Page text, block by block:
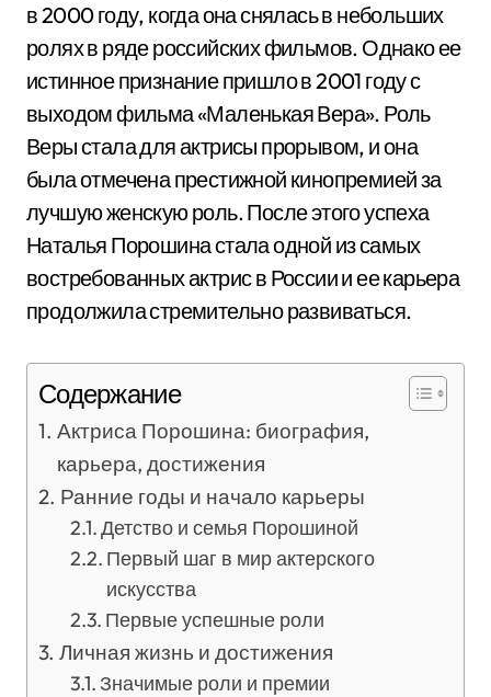
в 2000 году, когда она снялась в небольших
ролях в ряде российских фильмов. Однако ее
истинное признание пришло в 2001 году с
выходом фильма «Маленькая Вера». Роль
Веры стала для актрисы прорывом, и она
была отмечена престижной кинопремией за
лучшую женскую роль. После этого успеха
Наталья Порошина стала одной из самых
востребованных актрис в России и ее карьера
продолжила стремительно развиваться.
Содержание
Актриса Порошина: биография,
карьера, достижения
Ранние годы и начало карьеры
Детство и семья Порошиной
Первый шаг в мир актерского
искусства
Первые успешные роли
Личная жизнь и достижения
Значимые роли и премии